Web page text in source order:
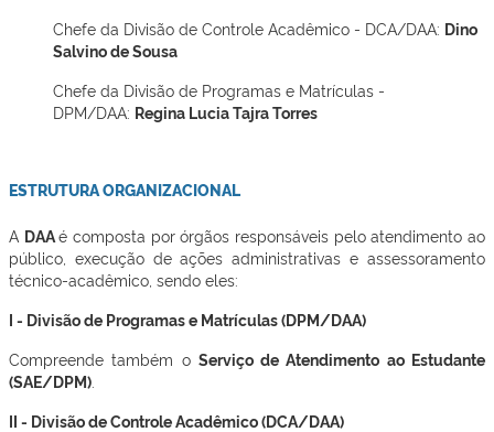
Chefe da Divisão de Controle Acadêmico - DCA/DAA: Dino
Salvino de Sousa
Chefe da Divisão de Programas e Matrículas -
DPM/DAA: Regina Lucia Tajra Torres
ESTRUTURA ORGANIZACIONAL
A DAAé composta por órgãos responsáveis pelo atendimento ao
público, execução de ações administrativas e assessoramento
técnico-acadêmico, sendo eles:
I - Divisão de Programas e Matrículas (DPM/DAA)
Compreende também o Serviço de Atendimento ao Estudante
(SAE/DPM)
II - Divisão de Controle Acadêmico (DCA/DAA)